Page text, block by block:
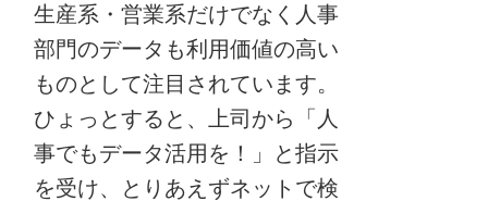
生産系・営業系だけでなく人事
部門のデータも利用価値の高い
ものとして注目されています。
ひょっとすると、上司から「人
事でもデータ活用を！」と指示
を受け、とりあえずネットで検